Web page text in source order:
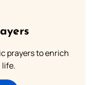
prayers to enrich
life.